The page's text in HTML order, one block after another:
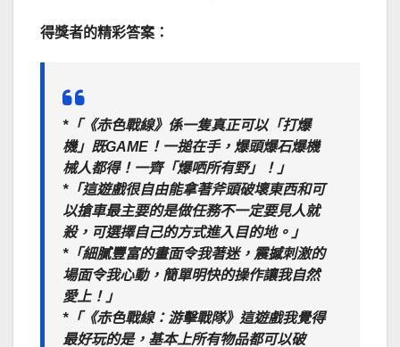
得獎者的精彩答案：
*「《赤色戰線》係一隻真正可以「打爆
機」既GAME！一搥在手，爆頭爆石爆機
械人都得！一齊「爆哂所有野」！」
*「這遊戲很自由能拿著斧頭破壞東西和可
以搶車最主要的是做任務不一定要見人就
殺，可選擇自己的方式進入目的地。」
*「細膩豐富的畫面令我著迷，震撼刺激的
場面令我心動，簡單明快的操作讓我自然
愛上！」
*「《赤色戰線：游擊戰隊》這遊戲我覺得
最好玩的是，基本上所有物品都可以破